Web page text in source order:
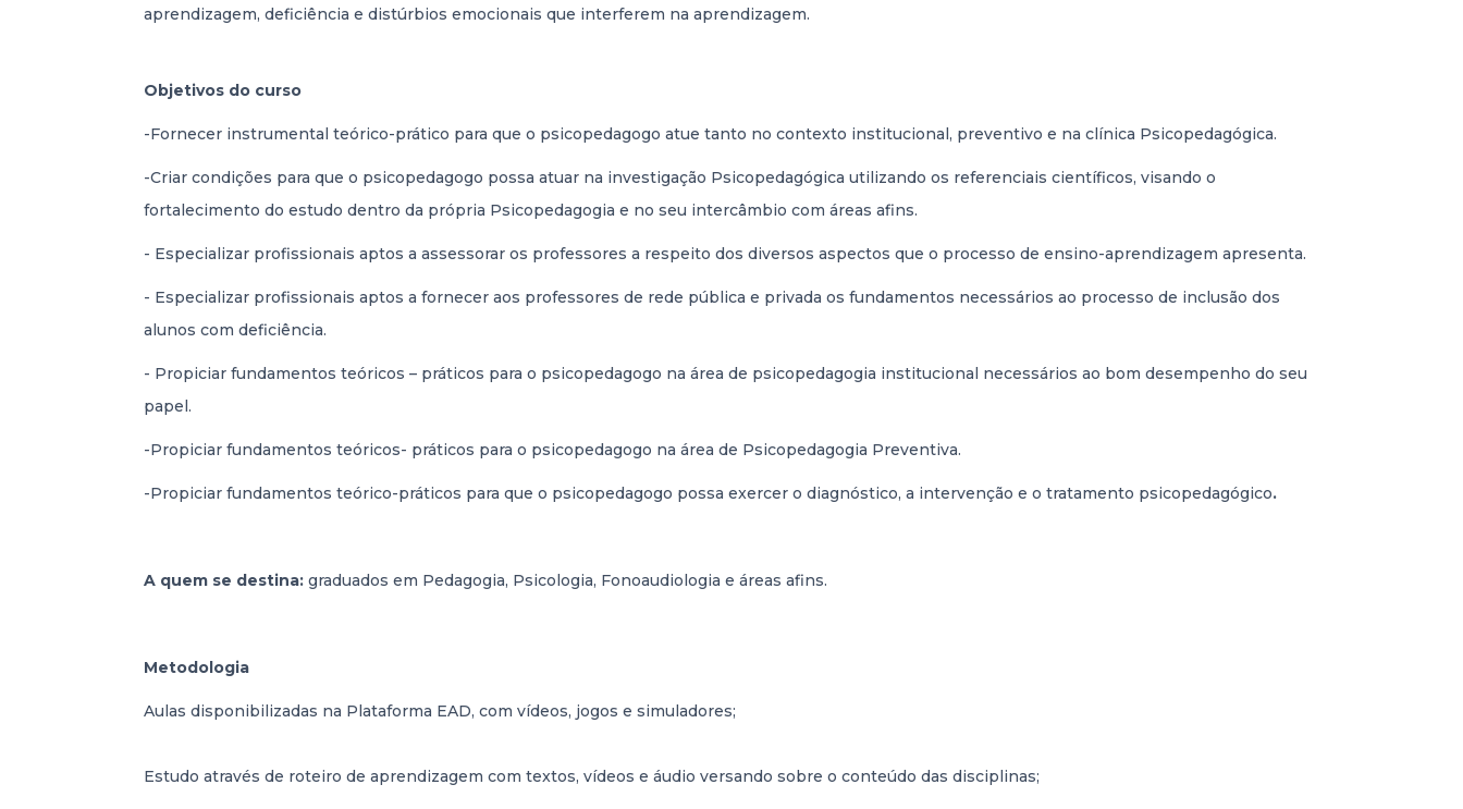
aprendizagem, deficiência e distúrbios emocionais que interferem na aprendizagem.
Objetivos do curso
-Fornecer instrumental teórico-prático para que o psicopedagogo atue tanto no contexto institucional, preventivo e na clínica Psicopedagógica.
-Criar condições para que o psicopedagogo possa atuar na investigação Psicopedagógica utilizando os referenciais científicos, visando o
fortalecimento do estudo dentro da própria Psicopedagogia e no seu intercâmbio com áreas afins.
- Especializar profissionais aptos a assessorar os professores a respeito dos diversos aspectos que o processo de ensino-aprendizagem apresenta.
- Especializar profissionais aptos a fornecer aos professores de rede pública e privada os fundamentos necessários ao processo de inclusão dos
alunos com deficiência.
- Propiciar fundamentos teóricos – práticos para o psicopedagogo na área de psicopedagogia institucional necessários ao bom desempenho do seu
papel.
-Propiciar fundamentos teóricos- práticos para o psicopedagogo na área de Psicopedagogia Preventiva.
-Propiciar fundamentos teórico-práticos para que o psicopedagogo possa exercer o diagnóstico, a intervenção e o tratamento psicopedagógico.
A quem se destina: graduados em Pedagogia, Psicologia, Fonoaudiologia e áreas afins.
Metodologia
Aulas disponibilizadas na Plataforma EAD, com vídeos, jogos e simuladores;
Estudo através de roteiro de aprendizagem com textos, vídeos e áudio versando sobre o conteúdo das disciplinas;